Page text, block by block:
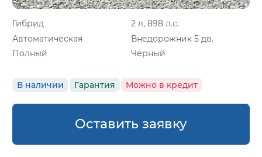
Гибрид
2 л, 898 л.с.
Автоматическая
Внедорожник 5 дв.
Полный
Черный
В наличии Гарантия Можно в кредит
Оставить заявку